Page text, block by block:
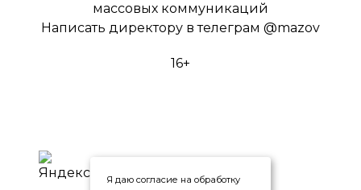
массовых коммуникаций
Написать директору в телеграм @mazov
16+
Я даю согласие на обработку